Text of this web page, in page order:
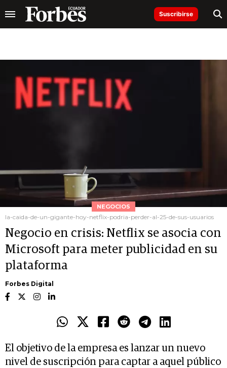
Suscribirse
NEGOCIOS
la-caida-de-un-gigante-hoy-netflix-podria-perder-al-25-de-sus-usuarios
Negocio en crisis: Netflix se asocia con
Microsoft para meter publicidad en su
plataforma
Forbes Digital
El objetivo de la empresa es lanzar un nuevo
nivel de suscripción para captar a aquel público